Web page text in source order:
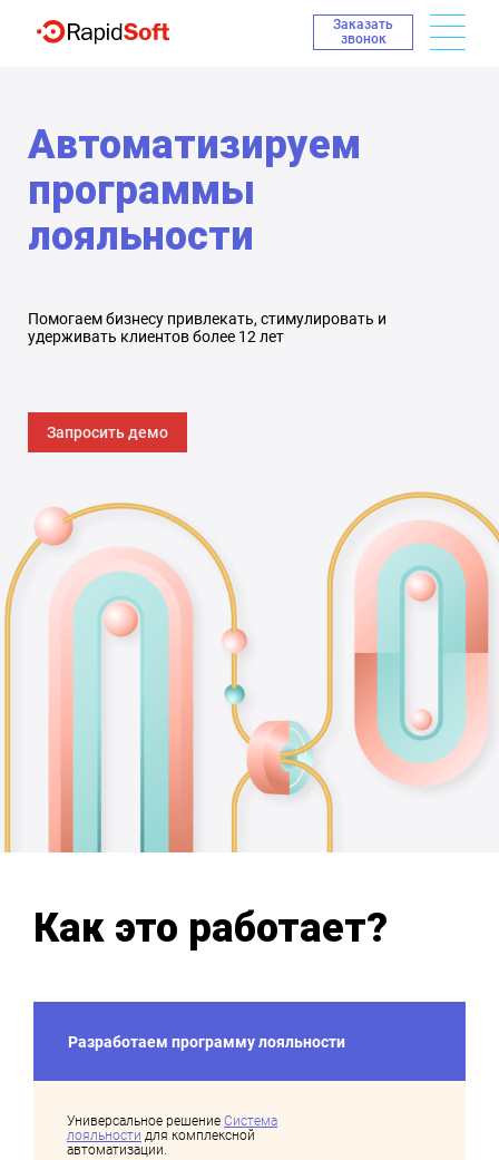
Заказать
звонок
Автоматизируем
программы
лояльности
Помогаем бизнесу привлекать, стимулировать и
удерживать клиентов более 12 лет
Запросить демо
Как это работает?
Разработаем программу лояльности
Универсальное решение Система
лояльности для комплексной
автоматизации.